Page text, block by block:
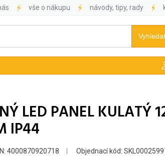
vše o nákupu návody, tipy, rady
LED PANEL KULATÝ
IP44
4000870920718 Objednací kód: